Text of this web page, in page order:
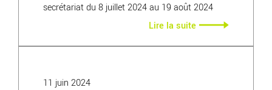
secrétariat du 8 juillet 2024 au 19 août 2024
Lire la suite
11 juin 2024